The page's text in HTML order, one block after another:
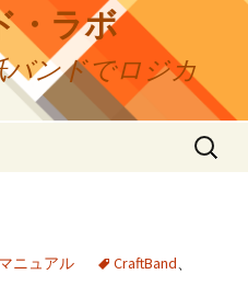
・ラボ
ンドでロジカ
検
索:
マニュアル CraftBand、